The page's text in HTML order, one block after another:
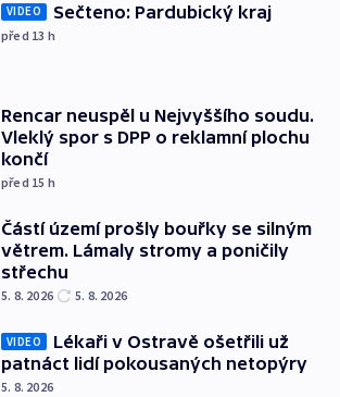
VIDEO Sečteno: Pardubický kraj
před 13 h
Rencar neuspěl u Nejvyššího soudu.
Vleklý spor s DPP o reklamní plochu
končí
před 15 h
Částí území prošly bouřky se silným
větrem. Lámaly stromy a poničily
střechu
5. 8. 2026 5. 8. 2026
VIDEO
Lékaři v Ostravě ošetřili už
patnáct lidí pokousaných netopýry
5. 8. 2026